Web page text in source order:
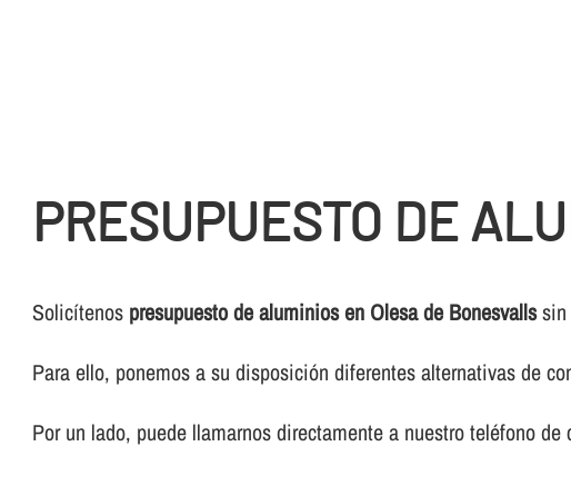
PRESUPUESTO DE
Solicí­tenos presupuesto de aluminios en Olesa de Bonesvallssin
Para ello, ponemos a su disposición diferentes alternativas de
Por un lado, puede llamarnos directamente a nuestro teléfono